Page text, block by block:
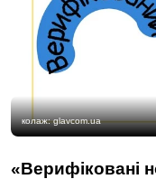
колаж: glavcom.ua
«Верифіковані